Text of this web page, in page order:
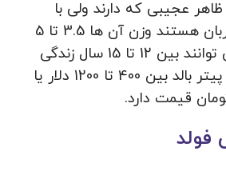
عجیبی که دارند ولی با
انسان ها بسیار مهربان هستند وزن آن ها 3.5 تا 5
کیلوگرم است و می توانند بین 12 تا 15 سال زندگی
کنند بچه گربه نژاد پیتر بالد بین 400 تا 1200 دلار یا
فولد